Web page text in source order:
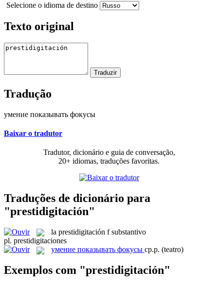
Selecione o idioma de destino
Texto original
Tradução
умение показывать фокусы
Baixar o tradutor
Tradutor, dicionário e guia de conversação,
20+ idiomas, traduções favoritas.
Traduções de dicionário para
"prestidigitación"
la prestidigitación f substantivo
pl. prestidigitaciones
умение показывать фокусы ср.р. (teatro)
Exemplos com "prestidigitación"